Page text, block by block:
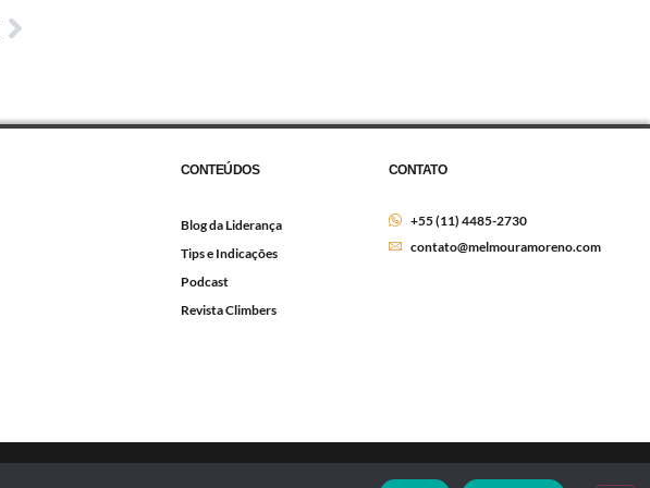
CONTEÚDOS
Blog da Liderança
Tips e Indicações
Podcast
Revista Climbers
CONTATO
+55 (11) 4485-2730
contato@melmouramoreno.com